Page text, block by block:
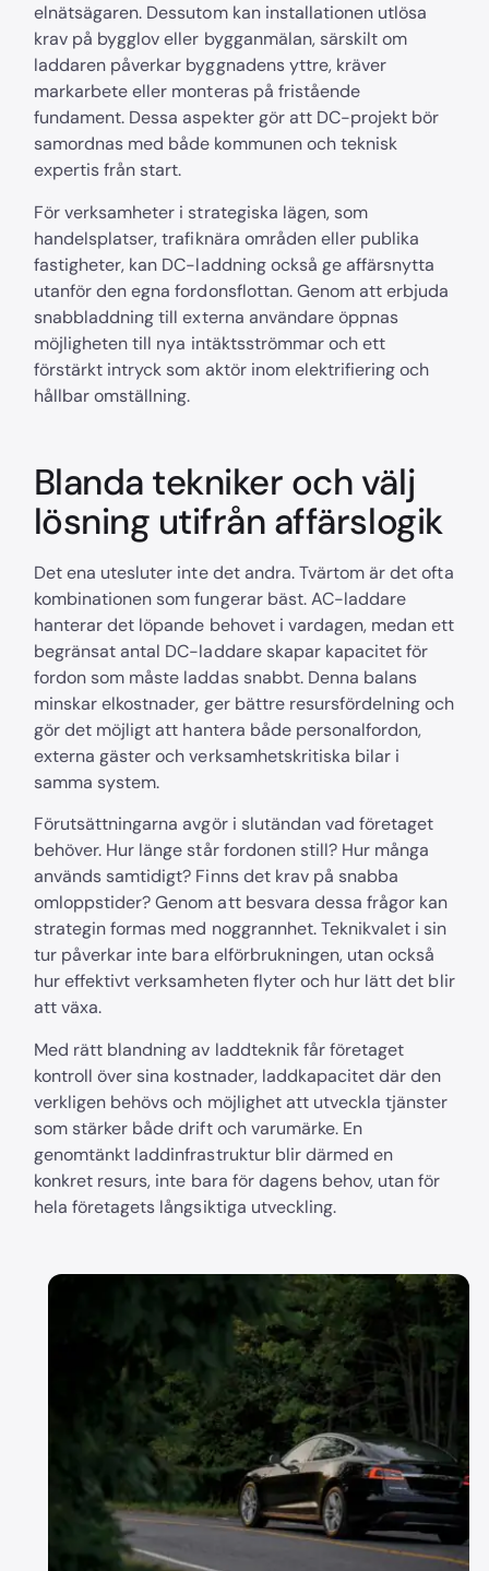
elnätsägaren. Dessutom kan installationen utlösa
krav på bygglov eller bygganmälan, särskilt om
laddaren påverkar byggnadens yttre, kräver
markarbete eller monteras på fristående
fundament. Dessa aspekter gör att DC-projekt bör
samordnas med både kommunen och teknisk
expertis från start.
För verksamheter i strategiska lägen, som
handelsplatser, trafiknära områden eller publika
fastigheter, kan DC-laddning också ge affärsnytta
utanför den egna fordonsflottan. Genom att erbjuda
snabbladdning till externa användare öppnas
möjligheten till nya intäktsströmmar och ett
förstärkt intryck som aktör inom elektrifiering och
hållbar omställning.
Blanda tekniker och välj
lösning utifrån affärslogik
Det ena utesluter inte det andra. Tvärtom är det ofta
kombinationen som fungerar bäst. AC-laddare
hanterar det löpande behovet i vardagen, medan ett
begränsat antal DC-laddare skapar kapacitet för
fordon som måste laddas snabbt. Denna balans
minskar elkostnader, ger bättre resursfördelning och
gör det möjligt att hantera både personalfordon,
externa gäster och verksamhetskritiska bilar i
samma system.
Förutsättningarna avgör i slutändan vad företaget
behöver. Hur länge står fordonen still? Hur många
används samtidigt? Finns det krav på snabba
omloppstider? Genom att besvara dessa frågor kan
strategin formas med noggrannhet. Teknikvalet i sin
tur påverkar inte bara elförbrukningen, utan också
hur effektivt verksamheten flyter och hur lätt det blir
att växa.
Med rätt blandning av laddteknik får företaget
kontroll över sina kostnader, laddkapacitet där den
verkligen behövs och möjlighet att utveckla tjänster
som stärker både drift och varumärke. En
genomtänkt laddinfrastruktur blir därmed en
konkret resurs, inte bara för dagens behov, utan för
hela företagets långsiktiga utveckling.